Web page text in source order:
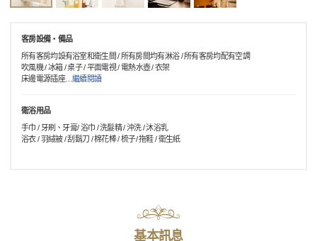
客房設備・備品
所有客房均設有浴室和衛生間 / 所有房間均有淋浴 / 所有客房均配有空調
吹風機 / 冰箱 / 桌子 / 平面電視 / 電熱水壺 / 衣架
床邊電源插座…繼續閱讀
衛浴用品
手巾 / 牙刷、牙膏/ 浴巾 / 洗髮精 / 沖洗 / 沐浴乳
浴衣 / 羽絨被 / 刮鬍刀 / 棉花棒 / 梳子/ 拖鞋 / 衛生紙
基本訊息